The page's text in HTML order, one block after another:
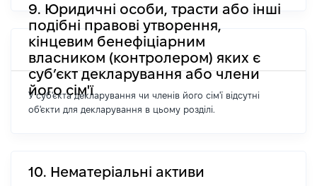
9. Юридичні особи, трасти або інші
подібні правові утворення,
кінцевим бенефіціарним
власником (контролером) яких є
суб’єкт декларування або члени
його сім'ї
У суб'єкта декларування чи членів його сім'ї відсутні
об'єкти для декларування в цьому розділі.
10. Нематеріальні активи